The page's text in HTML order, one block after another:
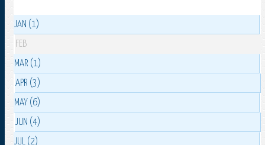
JAN (1)
FEB
MAR (1)
APR (3)
MAY (6)
JUN (4)
JUL (2)